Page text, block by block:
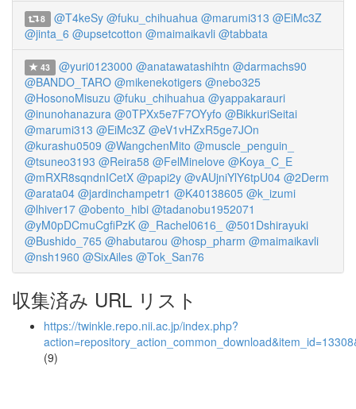
8 @T4keSy @fuku_chihuahua @marumi313 @EiMc3Z
@jinta_6 @upsetcotton @maimaikavli @tabbata
43 @yuri0123000 @anatawatashihtn @darmachs90
@BANDO_TARO @mikenekotigers @nebo325
@HosonoMisuzu @fuku_chihuahua @yappakarauri
@inunohanazura @0TPXx5e7F7OYyfo @BikkuriSeitai
@marumi313 @EiMc3Z @eV1vHZxR5ge7JOn
@kurashu0509 @WangchenMito @muscle_penguin_
@tsuneo3193 @Reira58 @FelMinelove @Koya_C_E
@mRXR8sqndnICetX @papi2y @vAUjniYlY6tpU04 @2Derm
@arata04 @jardinchampetr1 @K40138605 @k_izumi
@lhiver17 @obento_hibi @tadanobu1952071
@yM0pDCmuCgfiPzK @_Rachel0616_
@501Dshirayuki
@Bushido_765 @habutarou @hosp_pharm @maimaikavli
@nsh1960 @SixAiles @Tok_San76
収集済み URL リスト
https://twinkle.repo.nii.ac.jp/index.php?
(9)